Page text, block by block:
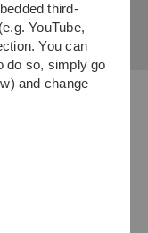
Bühne
third-
YouTube,
You can
do so, simply go
and change